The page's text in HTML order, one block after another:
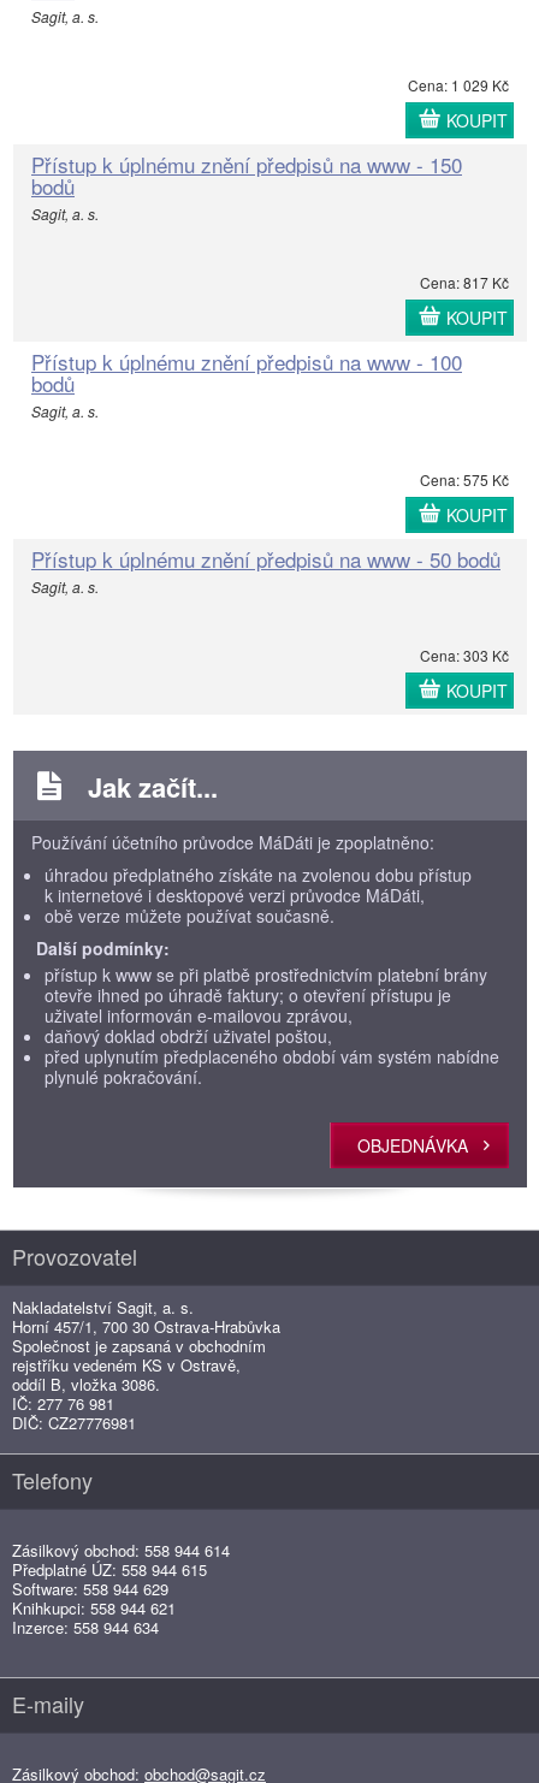
Sagit, a. s.
Cena: 1 029 Kč
KOUPIT
Přístup k úplnému znění předpisů na www - 150
bodů
Sagit, a. s.
Cena: 817 Kč
KOUPIT
Přístup k úplnému znění předpisů na www - 100
bodů
Sagit, a. s.
Cena: 575 Kč
KOUPIT
Přístup k úplnému znění předpisů na www - 50 bodů
Sagit, a. s.
Cena: 303 Kč
KOUPIT
Jak začít...
Používání účetního průvodce MáDáti je zpoplatněno:
úhradou předplatného získáte na zvolenou dobu přístup
k internetové i desktopové verzi průvodce MáDáti,
obě verze můžete používat současně.
Další podmínky:
přístup k www se při platbě prostřednictvím platební brány
otevře ihned po úhradě faktury; o otevření přístupu je
uživatel informován e-mailovou zprávou,
daňový doklad obdrží uživatel poštou,
před uplynutím předplaceného období vám systém nabídne
plynulé pokračování.
OBJEDNÁVKA
Provozovatel
Nakladatelství Sagit, a. s.
Horní 457/1, 700 30 Ostrava-Hrabůvka
Společnost je zapsaná v obchodním
rejstříku vedeném KS v Ostravě,
oddíl B, vložka 3086.
IČ: 277 76 981
DIČ: CZ27776981
Telefony
Zásilkový obchod: 558 944 614
Předplatné ÚZ: 558 944 615
Software: 558 944 629
Knihkupci: 558 944 621
Inzerce: 558 944 634
E-maily
Zásilkový obchod: obchod@sagit.cz